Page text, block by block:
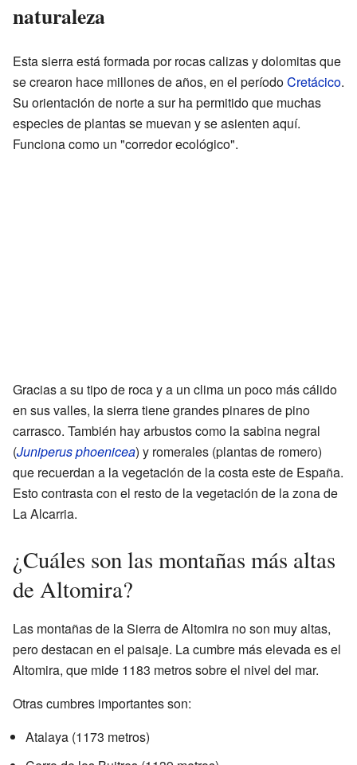
naturaleza
Esta sierra está formada por rocas calizas y dolomitas que
se crearon hace millones de años, en el períodoCretácico.
Su orientación de norte a sur ha permitido que muchas
especies de plantas se muevan y se asienten aquí.
Funciona como un "corredor ecológico".
Gracias a su tipo de roca y a un clima un poco más cálido
en sus valles, la sierra tiene grandes pinares de pino
carrasco. También hay arbustos como la sabina negral
(Juniperus phoenicea) y romerales (plantas de romero)
que recuerdan a la vegetación de la costa este de España.
Esto contrasta con el resto de la vegetación de la zona de
La Alcarria.
¿Cuáles son las montañas más altas
de Altomira?
Las montañas de la Sierra de Altomira no son muy altas,
pero destacan en el paisaje. La cumbre más elevada es el
Altomira, que mide 1183 metros sobre el nivel del mar.
Otras cumbres importantes son:
Atalaya (1173 metros)